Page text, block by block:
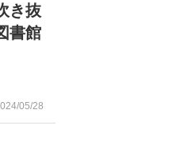
き抜
書館
05/28